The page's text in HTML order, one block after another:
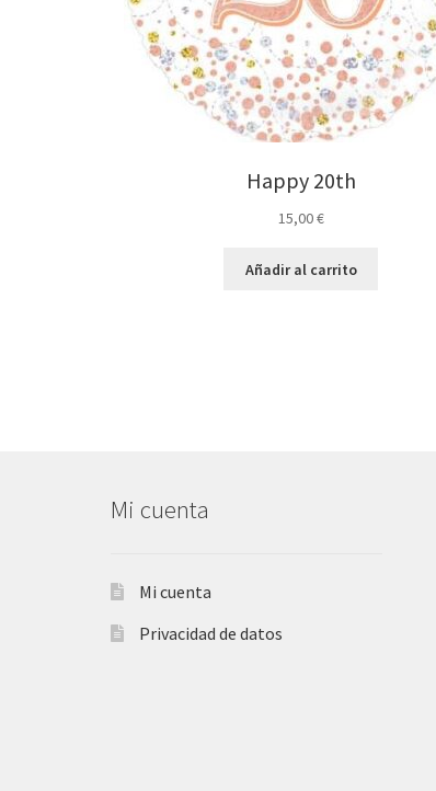
Happy 20th
15,00€
Añadir al carrito
Mi cuenta
Mi cuenta
Privacidad de datos